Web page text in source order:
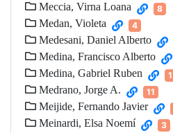
Meccia, Virna Loana 8
Medan, Violeta 4
Medesani, Daniel Alberto
Medina, Francisco Alberto
Medina, Gabriel Ruben 1
Medrano, Jorge A. 11
Meijide, Fernando Javier
Meinardi, Elsa Noemí 3